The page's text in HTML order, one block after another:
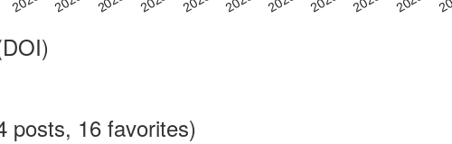
posts, 16 favorites)